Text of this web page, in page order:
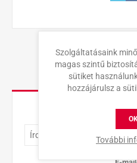
Szolgáltatásaink
magas szintű
sütiket
hozzájárulsz a
További